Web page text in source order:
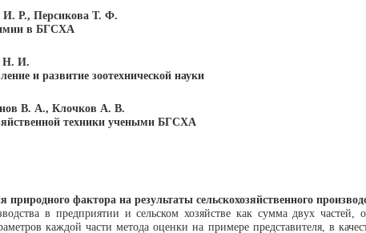
Р., Персикова Т. Ф.
в БГСХА
Н. И.
и развитие зоотехнической науки
В. А., Клочков А. В.
техники учеными БГСХА
фактора на результаты сельскохозяйственного
в предприятии и сельском хозяйстве как сумма двух
каждой части метода оценки на примере представителя, в